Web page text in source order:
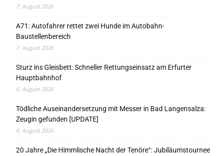
7. August 2026
A71: Autofahrer rettet zwei Hunde im Autobahn-
Baustellenbereich
7. August 2026
Sturz ins Gleisbett: Schneller Rettungseinsatz am Erfurter
Hauptbahnhof
6. August 2026
Tödliche Auseinandersetzung mit Messer in Bad Langensalza:
Zeugin gefunden [UPDATE]
6. August 2026
20 Jahre „Die Himmlische Nacht der Tenöre“: Jubiläumstournee